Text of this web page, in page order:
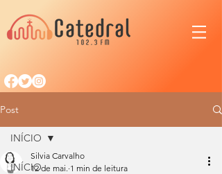
Post
INÍCIO
INÍCIO
Silvia Carvalho
12 de mai. 1 min de leitura